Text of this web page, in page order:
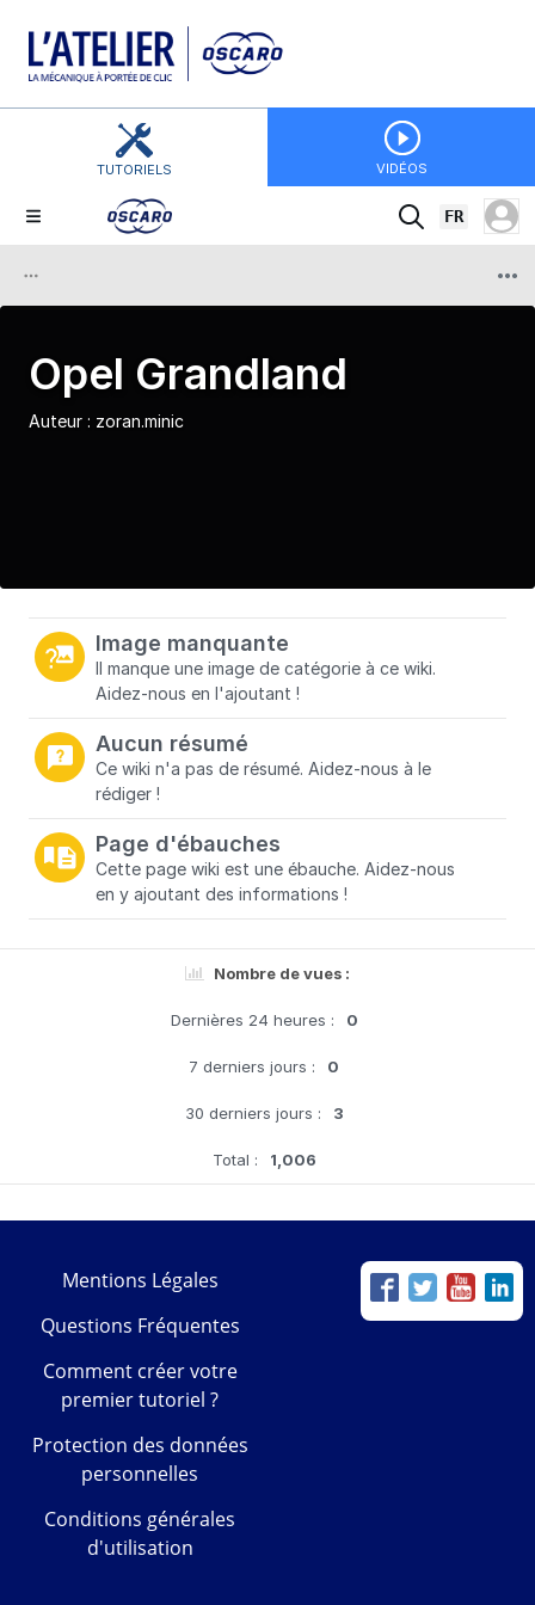
TUTORIELS VIDÉOS
FR
Opel Grandland
Auteur : zoran.minic
Image manquante
Il manque une image de catégorie à ce wiki.
Aidez-nous en l'ajoutant !
Aucun résumé
Ce wiki n'a pas de résumé. Aidez-nous à le
rédiger !
Page d'ébauches
Cette page wiki est une ébauche. Aidez-nous
en y ajoutant des informations !
Nombre de vues :
Dernières 24 heures : 0
7 derniers jours : 0
30 derniers jours : 3
Total : 1,006
Mentions Légales
Questions Fréquentes
Comment créer votre
premier tutoriel ?
Protection des données
personnelles
Conditions générales
d'utilisation